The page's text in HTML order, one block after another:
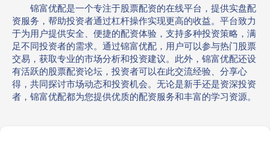
锦富优配是一个专注于股票配资的在线平台，提供实盘配
资服务，帮助投资者通过杠杆操作实现更高的收益。平台致力
于为用户提供安全、便捷的配资体验，支持多种投资策略，满
足不同投资者的需求。通过锦富优配，用户可以参与热门股票
交易，获取专业的市场分析和投资建议。此外，锦富优配还设
有活跃的股票配资论坛，投资者可以在此交流经验、分享心
得，共同探讨市场动态和投资机会。无论是新手还是资深投资
者，锦富优配都为您提供优质的配资服务和丰富的学习资源。